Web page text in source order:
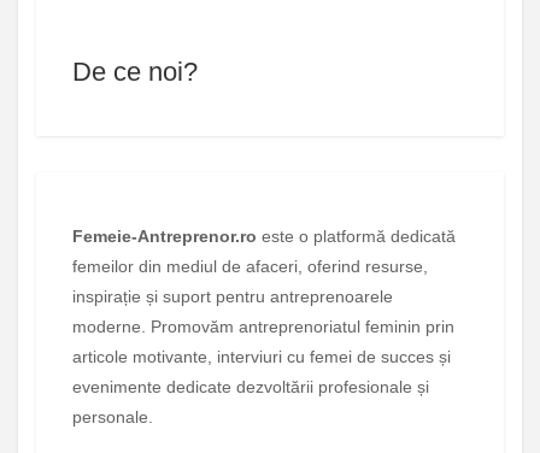
De ce noi?
Femeie-Antreprenor.ro este o platformă dedicată
femeilor din mediul de afaceri, oferind resurse,
inspirație și suport pentru antreprenoarele
moderne. Promovăm antreprenoriatul feminin prin
articole motivante, interviuri cu femei de succes și
evenimente dedicate dezvoltării profesionale și
personale.